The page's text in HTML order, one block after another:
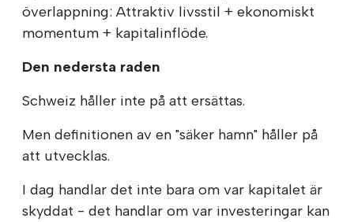
överlappning: Attraktiv livsstil + ekonomiskt
momentum + kapitalinflöde.
Den nedersta raden
Schweiz håller inte på att ersättas.
Men definitionen av en "säker hamn" håller på
att utvecklas.
I dag handlar det inte bara om var kapitalet är
skyddat - det handlar om var investeringar kan